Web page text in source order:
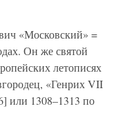
«Московский» =
Он же святой
летописях
«Генрих VII
или 1308–1313 по